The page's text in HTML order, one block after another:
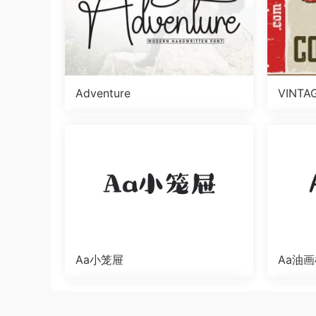
Adventure
Aa小笼屉 Aa油